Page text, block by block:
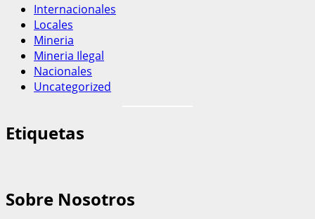
Internacionales
Locales
Mineria
Mineria Ilegal
Nacionales
Uncategorized
Etiquetas
Sobre Nosotros